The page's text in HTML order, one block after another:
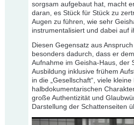
sorgsam aufgebaut hat, macht
daran, es Stück für Stück zu
Augen zu führen, wie sehr
instrumentalisiert und dabei auf
Diesen Gegensatz aus
besonders dadurch, dass er
Aufnahme im Geisha-Haus, der
Ausbildung inklusive frühem
in die „Gesellschaft“, viele
halbdokumentarischen
große Authentizität und
Darstellung der Schattenseiten